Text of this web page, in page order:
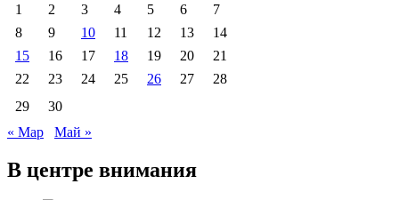
1
2 3 4 5 6
7
8
9 10 11 12 13
14
15
16 17 18 19 20
21
22
23 24 25 26 27
28
29
30
« Мар
Май »
В центре внимания